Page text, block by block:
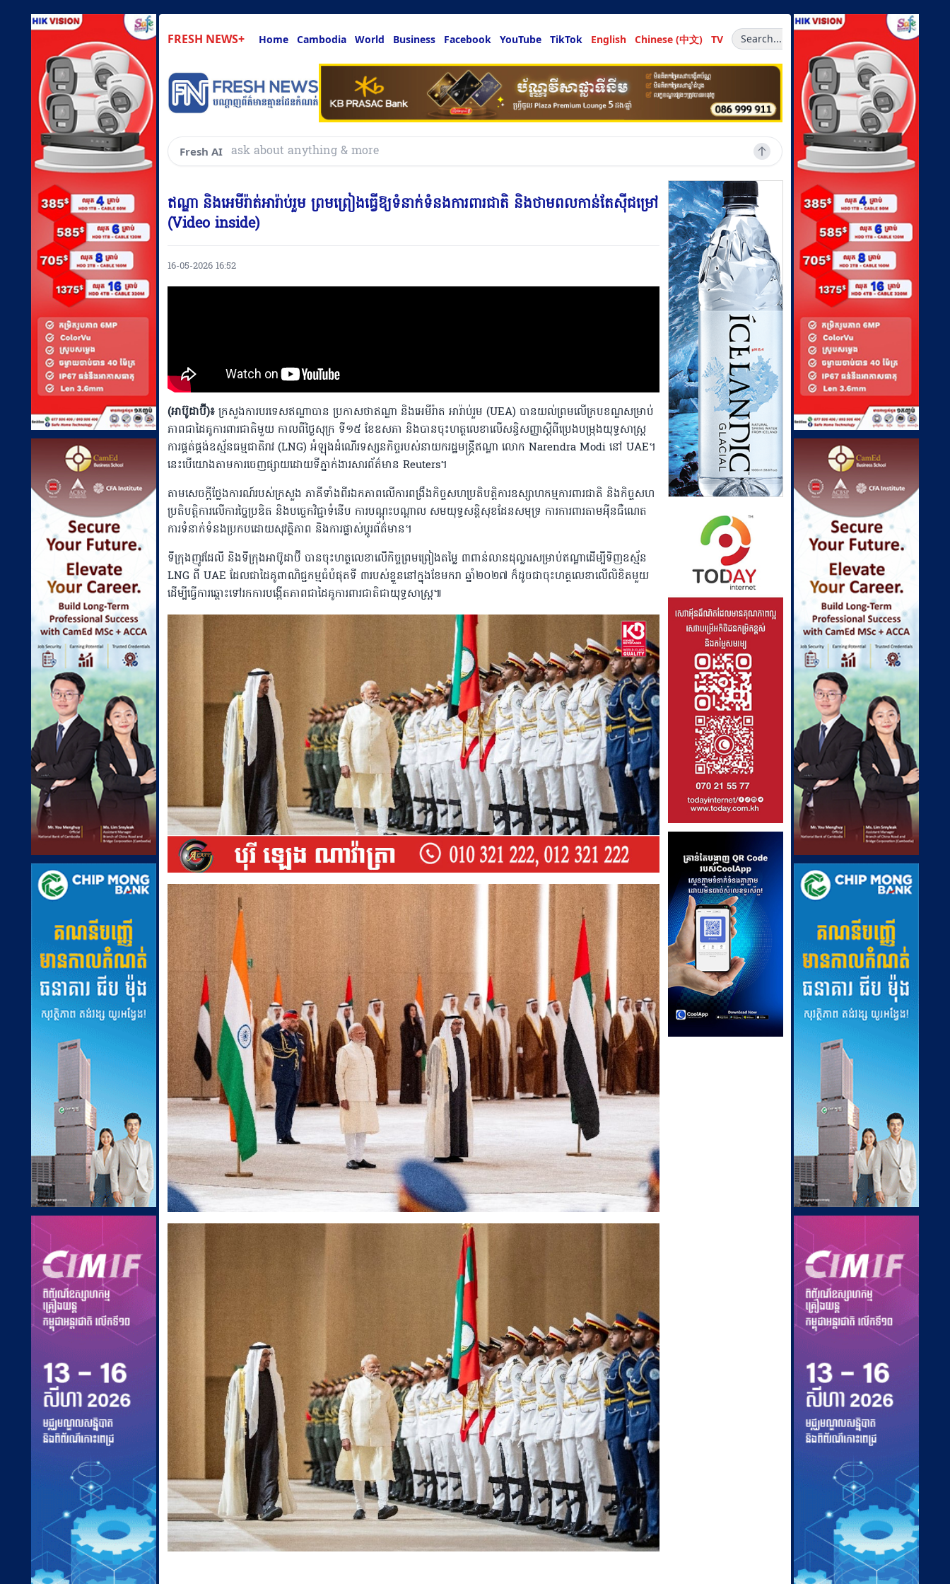
FRESH NEWS+ Home Cambodia World Business Facebook YouTube TikTok English Chinese (中文) TV Search...
Fresh AI សួរអ្វីៗគ
ឥណ្ឌា និងអេមីរ៉ាត់អារ៉ាប់រួម​ ព្រមព្រៀងធ្វេីឱ្យទំនាក់ទំនងការពារជាតិ និងថាមពលកាន់តែស៉ីជម្រៅ
(Video inside)
16-05-2026 16:52
(អាប៊ូដាប៊ី)៖​ ក្រសួងការបរទេសឥណ្ឌាបាន ប្រកាសថាឥណ្ឌា និងអេមីរ៉ាត អារ៉ាប់រួម (UEA) បានយល់ព្រមលើក្របខណ្ឌសម្រាប់
ភាពជាដៃគូការពារជាតិមួយ កាលពីថ្ងៃសុក្រ ទី១៥ ខែឧសភា និងបានចុះហត្ថលេខាលើសន្ធិសញ្ញាស្តីពីប្រេងបម្រុងយុទ្ធសាស្ត្រ
ការផ្គត់ផ្គង់ឧស្ម័នធម្មជាតិរាវ (LNG) អំឡុងដំណើរទស្សនកិច្ចរបស់នាយករដ្ឋមន្ត្រីឥណ្ឌា លោក Narendra Modi នៅ UAE។
នេះបេីយោងតាមការចេញផ្សាយដោយទីភ្នាក់ងារសារព័ត៌មាន Reuters។
តាមសេចក្តីថ្លែងការណ៍របស់ក្រសួង ភាគីទាំងពីរឯកភាពលើការពង្រឹងកិច្ចសហប្រតិបត្តិការឧស្សាហកម្មការពារជាតិ និងកិច្ចសហ
ប្រតិបត្តិការលើការច្នៃប្រឌិត និងបច្ចេកវិជ្ជាទំនើប ការបណ្តុះបណ្តាល សមយុទ្ធសន្តិសុខដែនសមុទ្រ ការការពារតាមអ៉ីនធឺណេត
ការទំនាក់ទំនងប្រកបដោយសុវត្ថិភាព និងការផ្លាស់ប្តូរព័ត៌មាន។
ទីក្រុងញូវដែលី និងទីក្រុងអាប៊ូដាប៊ី បានចុះហត្ថលេខាលើកិច្ចព្រមព្រៀងតម្លៃ ៣ពាន់លានដុល្លារសម្រាប់ឥណ្ឌាដើម្បីទិញឧស្ម័ន
LNG ពី UAE ដែលជាដៃគូពាណិជ្ជកម្មធំបំផុតទី ៣របស់ខ្លួននៅក្នុងខែមករា ឆ្នាំ២០២៧ ក៏ដូចជាចុះហត្ថលេខាលេីលិខិតមួយ
ដើម្បីធ្វើការឆ្ពោះទៅរកការបង្កើតភាពជាដៃគូការពារជាតិជាយុទ្ធសាស្ត្រ៕